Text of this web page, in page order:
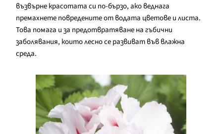
възвърне красотата си по-бързо, ако веднага
премахнете повредените от водата цветове и листа.
Това помага и за предотвратяване на гъбични
заболявания, които лесно се развиват във влажна
среда.